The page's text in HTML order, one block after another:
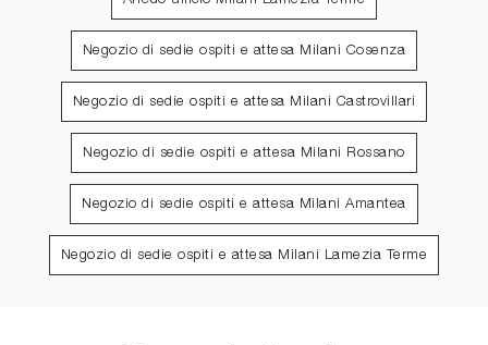
Negozio di sedie ospiti e attesa Milani Cosenza
Negozio di sedie ospiti e attesa Milani Castrovillari
Negozio di sedie ospiti e attesa Milani Rossano
Negozio di sedie ospiti e attesa Milani Amantea
Negozio di sedie ospiti e attesa Milani Lamezia Terme